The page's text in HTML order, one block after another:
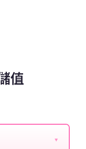
值
▼